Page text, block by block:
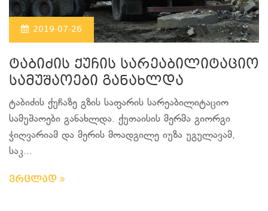
2019-07-26
ტაბიძის ქუჩის სარეაბილიტაციო
სამუშაოები განახლდა
ტაბიძის ქუჩაზე გზის საფარის სარეაბილიტაციო
სამუშაოები განახლდა. ქუთაისის მერმა გიორგი
ჭიღვარიამ და მერის მოადგილე იუზა უგულავამ,
საკ...
ვრცლად